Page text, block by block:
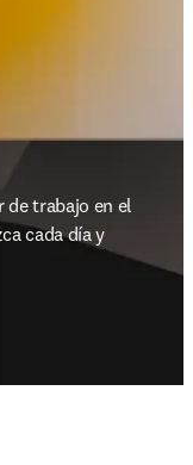
de trabajo en el
cada día y